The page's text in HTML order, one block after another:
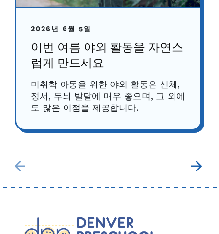
2026년 6월 5일
이번 여름 야외 활동을 자연스
럽게 만드세요
미취학 아동을 위한 야외 활동은 신체,
정서, 두뇌 발달에 매우 좋으며, 그 외에
도 많은 이점을 제공합니다.